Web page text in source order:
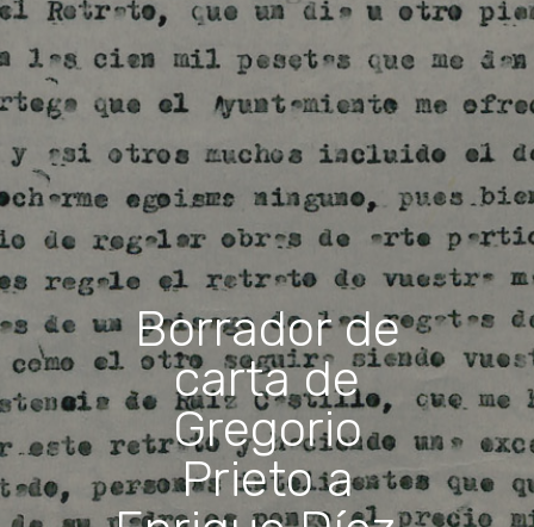
Borrador de
carta de
Gregorio
Prieto a